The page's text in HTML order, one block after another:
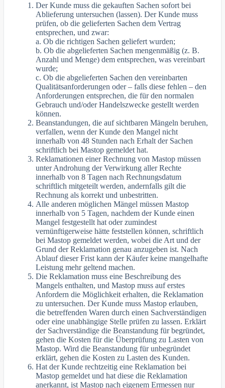
Der Kunde muss die gekauften Sachen sofort bei
Ablieferung untersuchen (lassen). Der Kunde muss
prüfen, ob die gelieferten Sachen dem Vertrag
entsprechen, und zwar:
a. Ob die richtigen Sachen geliefert wurden;
b. Ob die abgelieferten Sachen mengenmäßig (z. B.
Anzahl und Menge) dem entsprechen, was vereinbart
wurde;
c. Ob die abgelieferten Sachen den vereinbarten
Qualitätsanforderungen oder – falls diese fehlen – den
Anforderungen entsprechen, die für den normalen
Gebrauch und/oder Handelszwecke gestellt werden
können.
Beanstandungen, die auf sichtbaren Mängeln beruhen,
verfallen, wenn der Kunde den Mangel nicht
innerhalb von 48 Stunden nach Erhalt der Sachen
schriftlich bei Mastop gemeldet hat.
Reklamationen einer Rechnung von Mastop müssen
unter Androhung der Verwirkung aller Rechte
innerhalb von 8 Tagen nach Rechnungsdatum
schriftlich mitgeteilt werden, andernfalls gilt die
Rechnung als korrekt und unbestritten.
Alle anderen möglichen Mängel müssen Mastop
innerhalb von 5 Tagen, nachdem der Kunde einen
Mangel festgestellt hat oder zumindest
vernünftigerweise hätte feststellen können, schriftlich
bei Mastop gemeldet werden, wobei die Art und der
Grund der Reklamation genau anzugeben ist. Nach
Ablauf dieser Frist kann der Käufer keine mangelhafte
Leistung mehr geltend machen.
Die Reklamation muss eine Beschreibung des
Mangels enthalten, und Mastop muss auf erstes
Anfordern die Möglichkeit erhalten, die Reklamation
zu untersuchen. Der Kunde muss Mastop erlauben,
die betreffenden Waren durch einen Sachverständigen
oder eine unabhängige Stelle prüfen zu lassen. Erklärt
der Sachverständige die Beanstandung für begründet,
gehen die Kosten für die Überprüfung zu Lasten von
Mastop. Wird die Beanstandung für unbegründet
erklärt, gehen die Kosten zu Lasten des Kunden.
Hat der Kunde rechtzeitig eine Reklamation bei
Mastop gemeldet und hat diese die Reklamation
anerkannt, ist Mastop nach eigenem Ermessen nur